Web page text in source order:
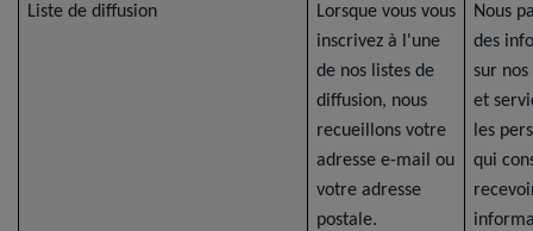
Liste de diffusion
Lorsque vous vous
inscrivez à l'une
de nos listes de
diffusion, nous
recueillons votre
adresse e-mail ou
votre adresse
postale.
Nous
des
sur
et
les
qui